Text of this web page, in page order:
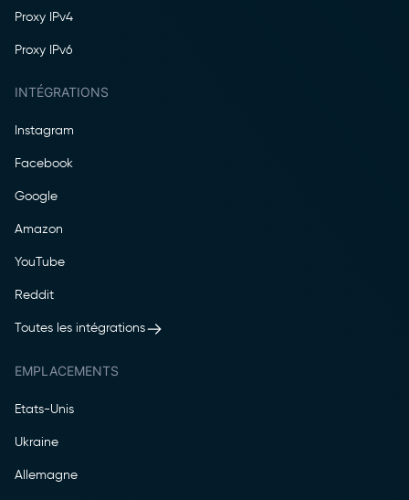
Proxy IPv4
Proxy IPv6
INTÉGRATIONS
Instagram
Facebook
Google
Amazon
YouTube
Reddit
Toutes les intégrations
EMPLACEMENTS
Etats-Unis
Ukraine
Allemagne